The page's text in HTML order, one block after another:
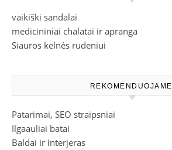
vaikiški sandalai
medicininiai chalatai ir apranga
Siauros kelnės rudeniui
REKOMENDUOJAME
Patarimai, SEO straipsniai
Ilgaauliai batai
Baldai ir interjeras